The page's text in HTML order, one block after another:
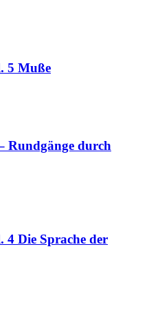
5 Muße
Rundgänge durch
Die Sprache der